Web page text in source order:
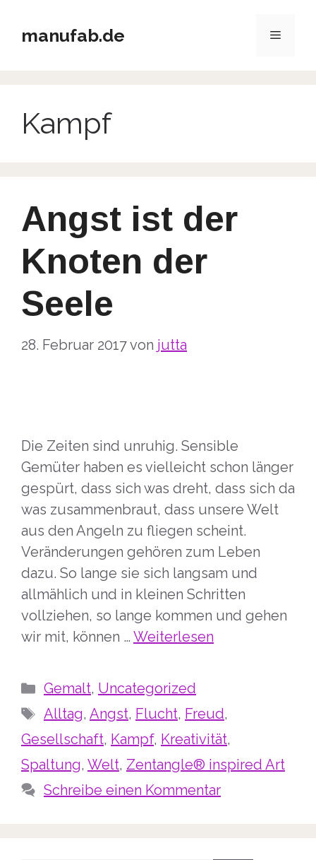
Inhaltmanufab.de Menü
Kampf
Angst ist der
Knoten der
Seele
28. Februar 2017von jutta
Die Zeiten sind unruhig. Sensible
Gemüter haben es vielleicht schon länger
gespürt, dass sich was dreht, dass sich da
was zusammenbraut, dass unsere Welt
aus den Angeln zu fliegen scheint.
Veränderungen gehören zum Leben
dazu. So lange sie sich langsam und
allmählich und in kleinen Schritten
vollziehen, so lange kommen und gehen
wir mit, können … Weiterlesen
Kategorien
Gemalt, Uncategorized
Schlagwörter
Alltag, Angst, Flucht, Freud,
Gesellschaft, Kampf, Kreativität,
Spaltung, Welt, Zentangle® inspired Art
Schreibe einen Kommentar